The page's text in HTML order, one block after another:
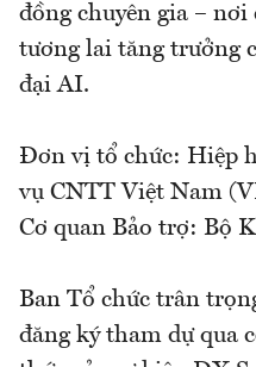
đồng chuyên gia –
tương lai tăng trưởng
đại AI.
Đơn vị tổ chức: Hiệp
vụ CNTT Việt Nam
Cơ quan Bảo trợ: Bộ
Ban Tổ chức trân
đăng ký tham dự qua